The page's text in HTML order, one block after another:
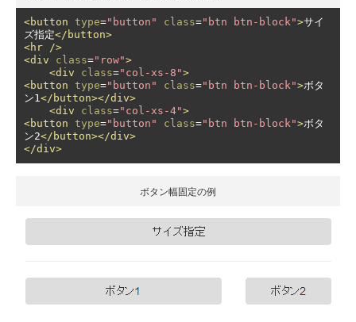
<button type="button" class="btn btn-block">サイ
ズ指定</button>
<hr
/>
<div
class="row">
<div
class="col-xs-8">
<button type="button" class="btn btn-block">ボタ
ン1 </button></div>
<div
class="col-xs-4">
<button type="button" class="btn btn-block">ボタ
ン2</button></div>
</div>
ボタン幅固定の例